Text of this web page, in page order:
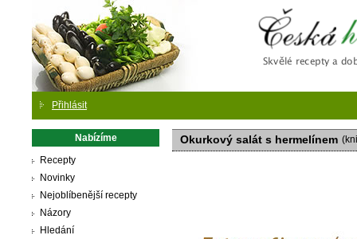
Přihlásit
Nabízíme
Recepty
Novinky
Nejoblíbenější recepty
Názory
Hledání
Okurkový salát s hermelínem